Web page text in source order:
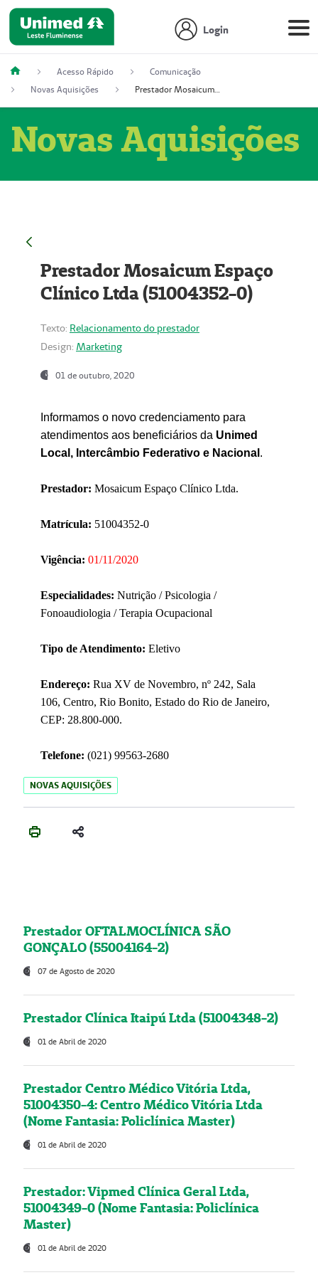
Login
Acesso Rápido
Comunicação
Novas Aquisições
Prestador Mosaicum Espaço Clínico Ltda (51004352-0)
Novas Aquisições
Prestador Mosaicum Espaço
Clínico Ltda (51004352-0)
Texto: Relacionamento do prestador
Design: Marketing
01 de outubro, 2020
Informamos o novo credenciamento para
atendimentos aos beneficiários da Unimed
Local, Intercâmbio Federativo e Nacional .
Prestador: Mosaicum Espaço Clínico Ltda.
Matrícula: 51004352-0
Vigência: 01/11/2020
Especialidades: Nutrição / Psicologia /
Fonoaudiologia / Terapia Ocupacional
Tipo de Atendimento: Eletivo
Endereço: Rua XV de Novembro, nº 242, Sala
106, Centro, Rio Bonito, Estado do Rio de Janeiro,
CEP: 28.800-000.
Telefone: (021) 99563-2680
NOVAS AQUISIÇÕES
Prestador OFTALMOCLÍNICA SÃO
GONÇALO (55004164-2)
07 de Agosto de 2020
Prestador Clínica Itaipú Ltda (51004348-2)
01 de Abril de 2020
Prestador Centro Médico Vitória Ltda,
51004350-4: Centro Médico Vitória Ltda
(Nome Fantasia: Policlínica Master)
01 de Abril de 2020
Prestador: Vipmed Clínica Geral Ltda,
51004349-0 (Nome Fantasia: Policlínica
Master)
01 de Abril de 2020